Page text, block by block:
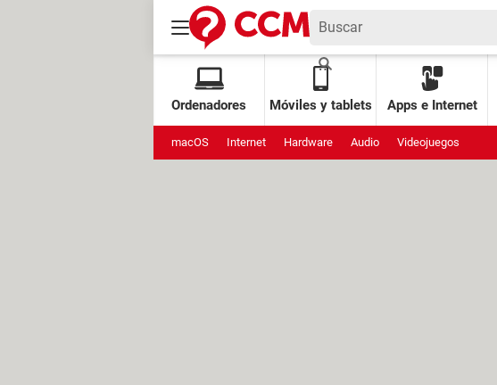
Ordenadores Móviles y tablets Apps e Internet
macOS Internet Hardware Audio Videojuegos